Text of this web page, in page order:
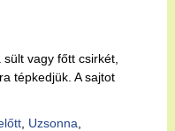
vagy főtt csirkét,
tépkedjük. A sajtot
, Uzsonna